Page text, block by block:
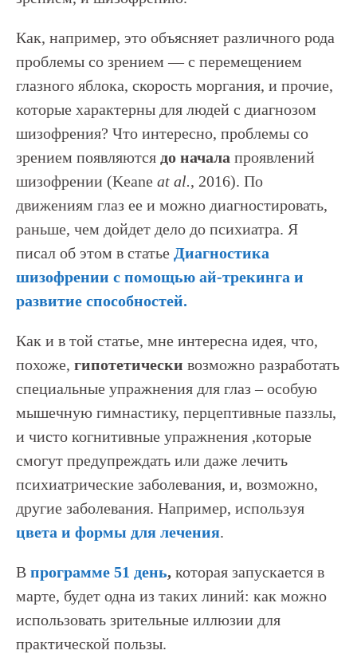
Как, например, это объясняет различного рода
проблемы со зрением — с перемещением
глазного яблока, скорость моргания, и прочие,
которые характерны для людей с диагнозом
шизофрения? Что интересно, проблемы со
зрением появляются до начала проявлений
шизофрении (Keane at al., 2016). По
движениям глаз ее и можно диагностировать,
раньше, чем дойдет дело до психиатра. Я
писал об этом в статье Диагностика
шизофрении с помощью ай-трекинга и
развитие способностей.
Как и в той статье, мне интересна идея, что,
похоже, гипотетически возможно разработать
специальные упражнения для глаз – особую
мышечную гимнастику, перцептивные паззлы,
и чисто когнитивные упражнения ,которые
смогут предупреждать или даже лечить
психиатрические заболевания, и, возможно,
другие заболевания. Например, используя
цвета и формы для лечения.
В программе 51 день, которая запускается в
марте, будет одна из таких линий: как можно
использовать зрительные иллюзии для
практической пользы.